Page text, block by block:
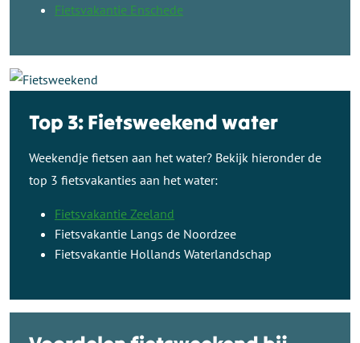
Fietsvakantie Enschede
Top 3: Fietsweekend water
Weekendje fietsen aan het water? Bekijk hieronder de
top 3 fietsvakanties aan het water:
Fietsvakantie Zeeland
Fietsvakantie Langs de Noordzee
Fietsvakantie Hollands Waterlandschap